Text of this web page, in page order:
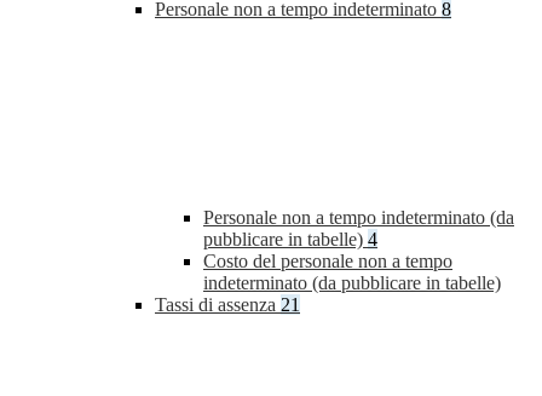
Personale non a tempo indeterminato 8
Personale non a tempo indeterminato (da
pubblicare in tabelle) 4
Costo del personale non a tempo
indeterminato (da pubblicare in tabelle)
Tassi di assenza 21